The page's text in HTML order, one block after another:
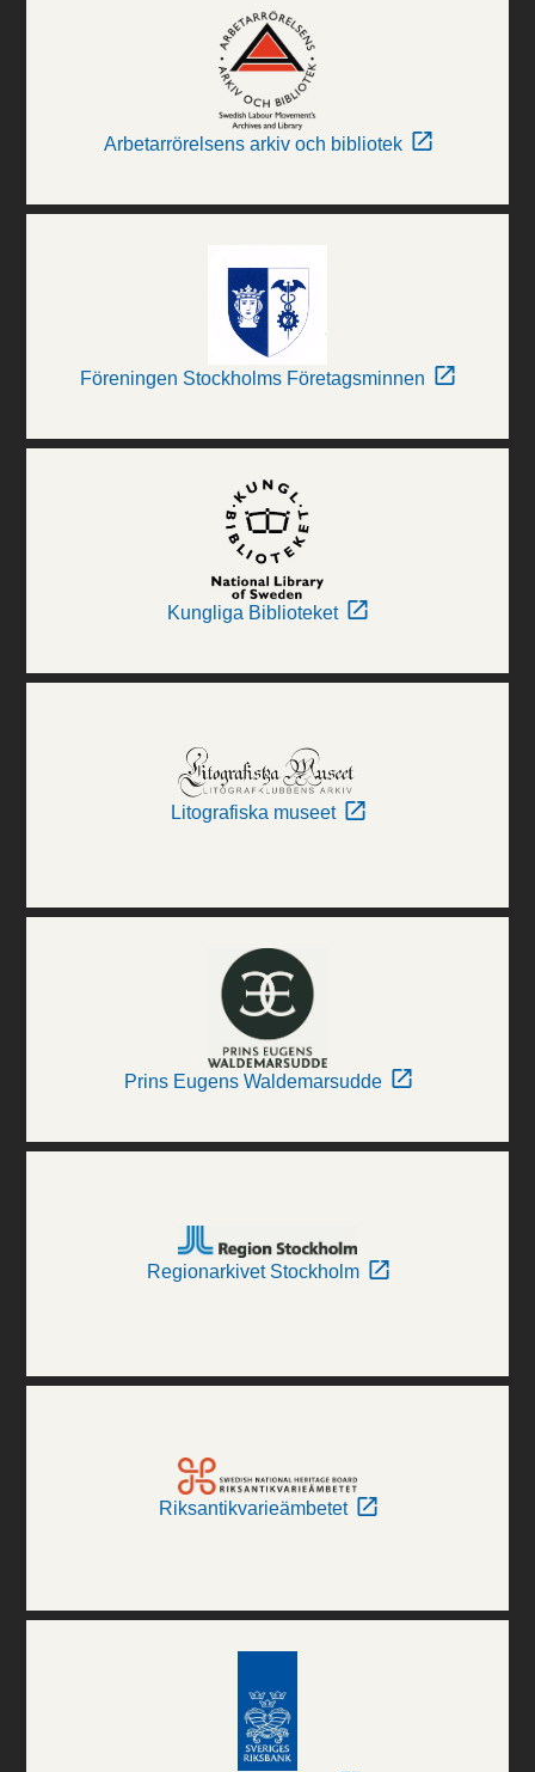
Arbetarrörelsens arkiv och bibliotek
Föreningen Stockholms Företagsminnen
Kungliga Biblioteket
Litografiska museet
Prins Eugens Waldemarsudde
Regionarkivet Stockholm
Riksantikvarieämbetet